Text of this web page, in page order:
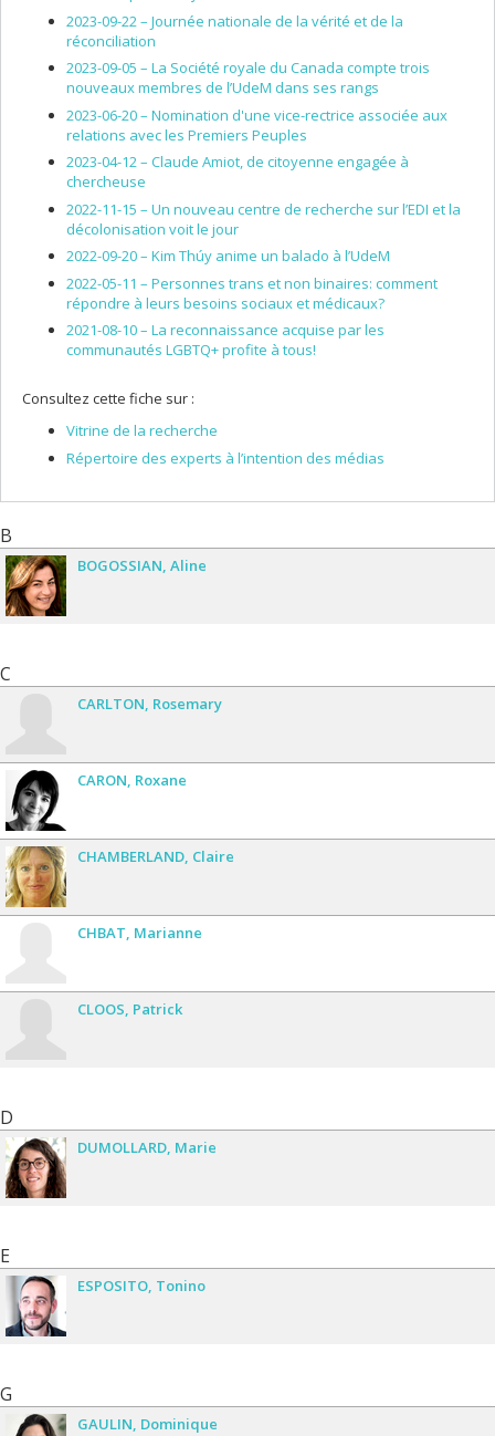
2023-09-22 – Journée nationale de la vérité et de la
réconciliation
2023-09-05 – La Société royale du Canada compte trois
nouveaux membres de l’UdeM dans ses rangs
2023-06-20 – Nomination d'une vice-rectrice associée aux
relations avec les Premiers Peuples
2023-04-12 – Claude Amiot, de citoyenne engagée à
chercheuse
2022-11-15 – Un nouveau centre de recherche sur l’EDI et la
décolonisation voit le jour
2022-09-20 – Kim Thúy anime un balado à l’UdeM
2022-05-11 – Personnes trans et non binaires: comment
répondre à leurs besoins sociaux et médicaux?
2021-08-10 – La reconnaissance acquise par les
communautés LGBTQ+ profite à tous!
Consultez cette fiche sur :
Vitrine de la recherche
Répertoire des experts à l’intention des médias
B
BOGOSSIAN Aline
C
CARLTON Rosemary
CARON Roxane
CHAMBERLAND Claire
CHBAT Marianne
CLOOS Patrick
D
DUMOLLARD Marie
E
ESPOSITO Tonino
G
GAULIN Dominique